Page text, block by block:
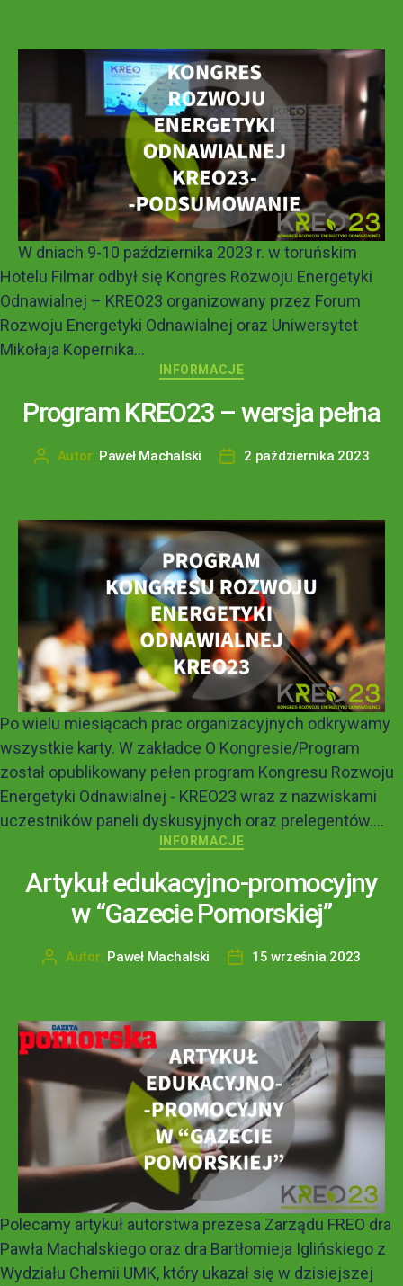
W dniach 9-10 października 2023 r. w toruńskim
Hotelu Filmar odbył się Kongres Rozwoju Energetyki
Odnawialnej – KREO23 organizowany przez Forum
Rozwoju Energetyki Odnawialnej oraz Uniwersytet
Mikołaja Kopernika...
INFORMACJE
Program KREO23 – wersja pełna
Autor: Paweł Machalski 2 października 2023
Po wielu miesiącach prac organizacyjnych odkrywamy
wszystkie karty. W zakładce O Kongresie/Program
został opublikowany pełen program Kongresu Rozwoju
Energetyki Odnawialnej - KREO23 wraz z nazwiskami
uczestników paneli dyskusyjnych oraz prelegentów....
INFORMACJE
Artykuł edukacyjno-promocyjny
w “Gazecie Pomorskiej”
Autor: Paweł Machalski 15 września 2023
Polecamy artykuł autorstwa prezesa Zarządu FREO dra
Pawła Machalskiego oraz dra Bartłomieja Iglińskiego z
Wydziału Chemii UMK, który ukazał się w dzisiejszej